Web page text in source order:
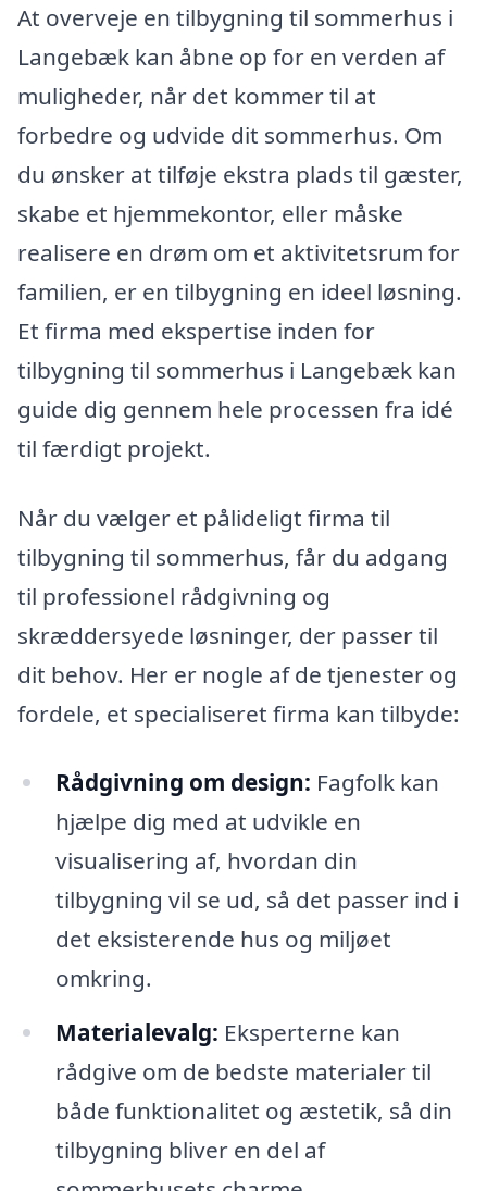
At overveje en tilbygning til sommerhus i
Langebæk kan åbne op for en verden af
muligheder, når det kommer til at
forbedre og udvide dit sommerhus. Om
du ønsker at tilføje ekstra plads til gæster,
skabe et hjemmekontor, eller måske
realisere en drøm om et aktivitetsrum for
familien, er en tilbygning en ideel løsning.
Et firma med ekspertise inden for
tilbygning til sommerhus i Langebæk kan
guide dig gennem hele processen fra idé
til færdigt projekt.
Når du vælger et pålideligt firma til
tilbygning til sommerhus, får du adgang
til professionel rådgivning og
skræddersyede løsninger, der passer til
dit behov. Her er nogle af de tjenester og
fordele, et specialiseret firma kan tilbyde:
Rådgivning om design: Fagfolk kan
hjælpe dig med at udvikle en
visualisering af, hvordan din
tilbygning vil se ud, så det passer ind i
det eksisterende hus og miljøet
omkring.
Materialevalg: Eksperterne kan
rådgive om de bedste materialer til
både funktionalitet og æstetik, så din
tilbygning bliver en del af